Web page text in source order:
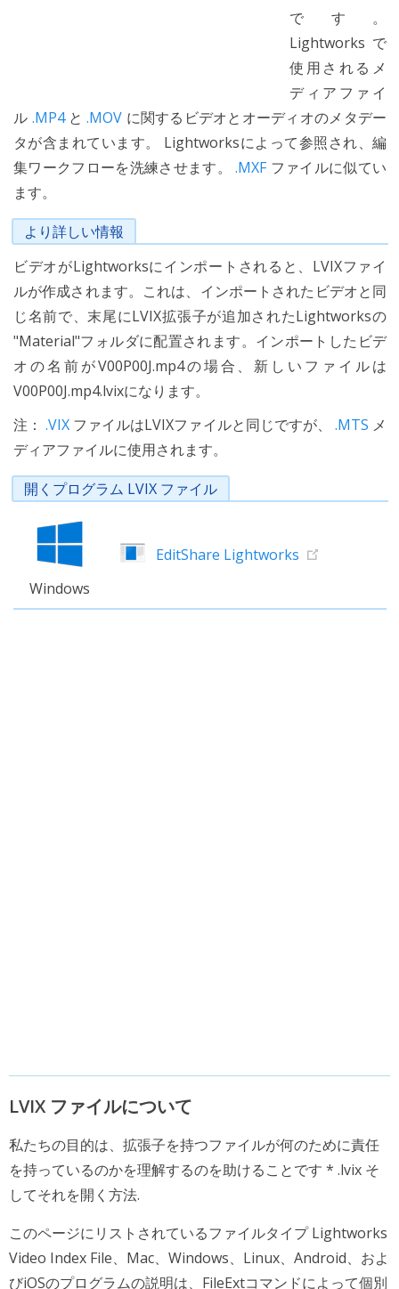
です。
Lightworksで
使用されるメ
ディアファイ
ル .MP4と.MOV に関するビデオとオーディオのメタデー
タが含まれています。 Lightworksによって参照され、編
集ワークフローを洗練させます。.MXFファイルに似てい
ます。
より詳しい情報
ビデオがLightworksにインポートされると、LVIXファイ
ルが作成されます。これは、インポートされたビデオと同
じ名前で、末尾にLVIX拡張子が追加されたLightworksの
"Material"フォルダに配置されます。インポートしたビデ
オの名前がV00P00J.mp4の場合、新しいファイルは
V00P00J.mp4.lvixになります。
注：.VIX ファイルはLVIXファイルと同じですが、 .MTS メ
ディアファイルに使用されます。
開くプログラム LVIX ファイル
Windows
EditShare Lightworks
LVIX ファイルについて
私たちの目的は、拡張子を持つファイルが何のために責任
を持っているのかを理解するのを助けることです * .lvix そ
してそれを開く方法.
このページにリストされているファイルタイプ Lightworks
Video Index File、Mac、Windows、Linux、Android、およ
びiOSのプログラムの説明は、FileExtコマンドによって個別